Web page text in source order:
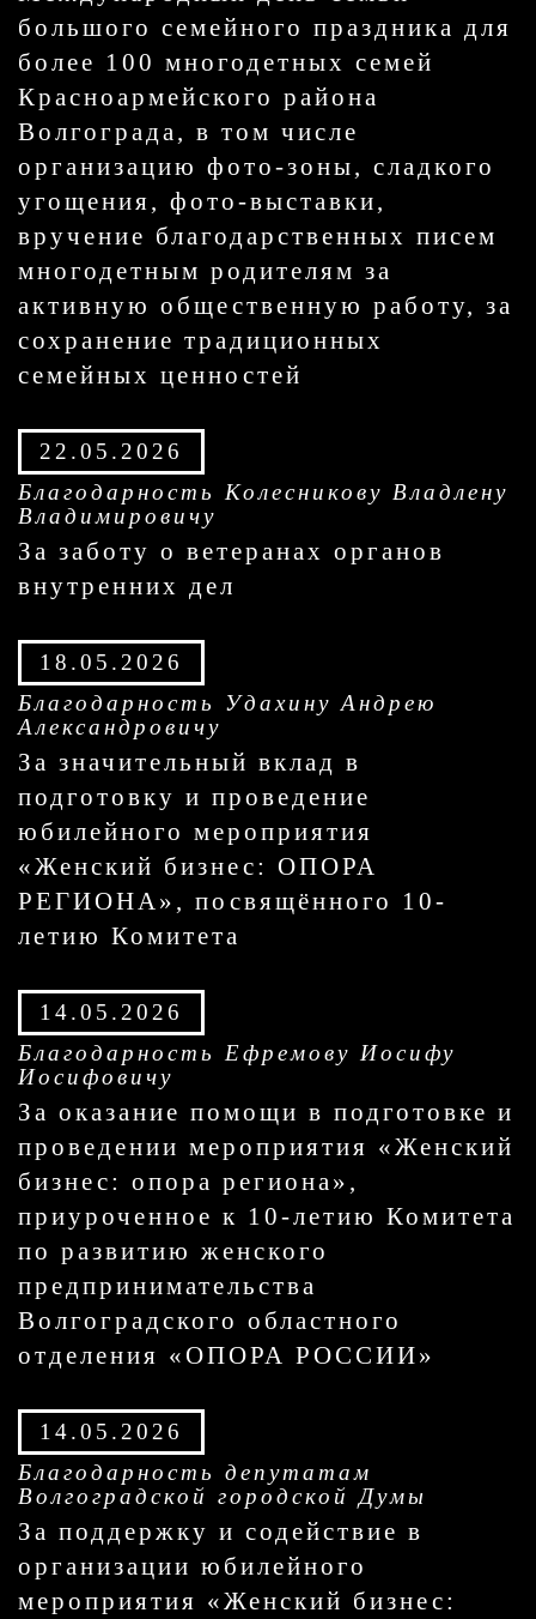
большого семейного праздника для
более 100 многодетных семей
Красноармейского района
Волгограда, в том числе
организацию фото-зоны, сладкого
угощения, фото-выставки,
вручение благодарственных писем
многодетным родителям за
активную общественную работу, за
сохранение традиционных
семейных ценностей
22.05.2026
Благодарность Колесникову Владлену
Владимировичу
За заботу о ветеранах органов
внутренних дел
18.05.2026
Благодарность Удахину Андрею
Александровичу
За значительный вклад в
подготовку и проведение
юбилейного мероприятия
«Женский бизнес: ОПОРА
РЕГИОНА», посвящённого 10-
летию Комитета
14.05.2026
Благодарность Ефремову Иосифу
Иосифовичу
За оказание помощи в подготовке и
проведении мероприятия «Женский
бизнес: опора региона»,
приуроченное к 10-летию Комитета
по развитию женского
предпринимательства
Волгоградского областного
отделения «ОПОРА РОССИИ»
14.05.2026
Благодарность депутатам
Волгоградской городской Думы
За поддержку и содействие в
организации юбилейного
мероприятия «Женский бизнес: